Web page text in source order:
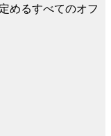
めるすべてのオフ